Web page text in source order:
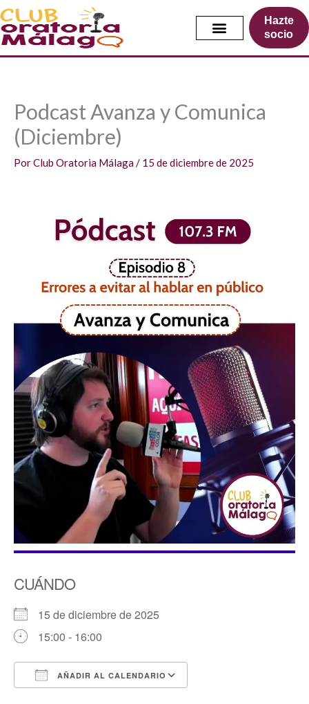
Ir
al
contenido
Hazte
socio
Podcast Avanza y Comunica
(Diciembre)
PorClub Oratoria Málaga/ 15 de diciembre de 2025
CUÁNDO
15 de diciembre de 2025
15:00 - 16:00
AÑADIR AL CALENDARIO